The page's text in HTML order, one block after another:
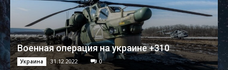
Военная операция на украине +310
Украина 31.12.2022 0